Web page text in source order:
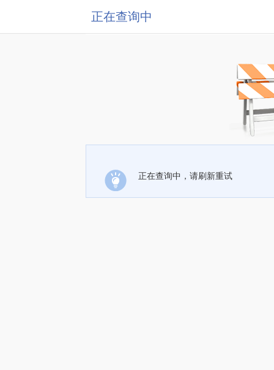
正在查询中
正在查询中，请刷新重试